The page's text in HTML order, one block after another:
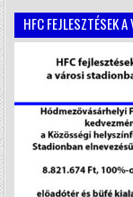
HFC FEJLESZTÉSEK